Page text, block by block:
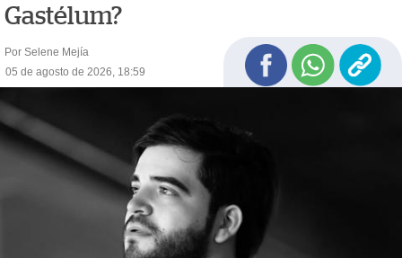
Gastélum?
Por Selene Mejía
05 de agosto de 2026, 18:59